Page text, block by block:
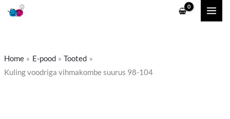
Skip
Home E-pood
Tooted
Kuling voodriga vihmakombe suurus 98-104